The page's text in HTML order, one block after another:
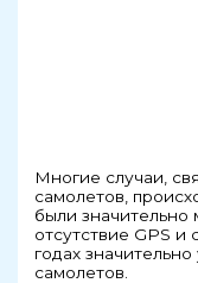
Многие случаи,
самолетов,
были значительно
отсутствие GPS и
годах
самолетов.